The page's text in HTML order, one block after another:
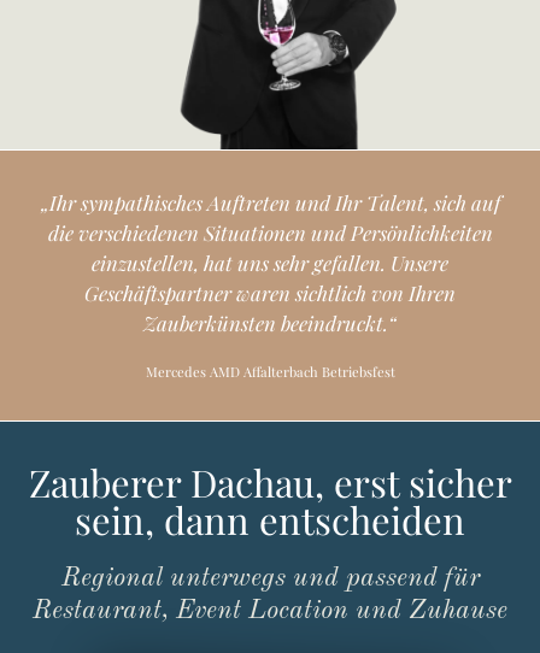
„Ihrsympathisches Auftreten und Ihr Talent, sich auf
die verschiedenen Situationen und Persönlichkeiten
einzustellen, hatunssehrgefallen. Unsere
Geschäftspartnerwaren sichtlich von Ihren
Zauberkünsten beeindruckt.“
Mercedes AMD Affalterbach Betriebsfest
Zauberer Dachau, erst sicher
sein, dann entscheiden
Regional unterwegs und passend für
Restaurant, Event Location und Zuhause